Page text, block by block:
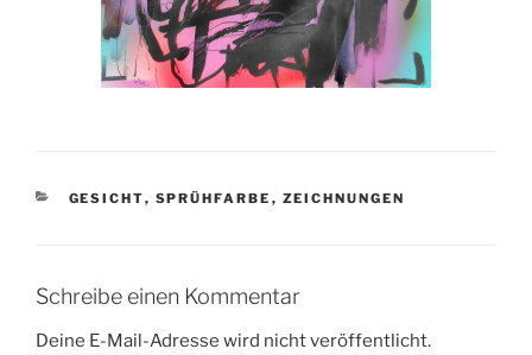
KATEGORIEN
GESICHT, SPRÜHFARBE , ZEICHNUNGEN
Schreibe einen Kommentar
Deine E-Mail-Adresse wird nicht veröffentlicht.